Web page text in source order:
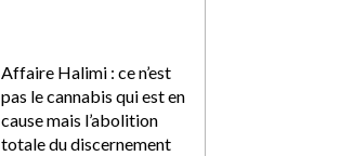
Affaire Halimi : ce n’est
pas le cannabis qui est en
cause mais l’abolition
totale du discernement